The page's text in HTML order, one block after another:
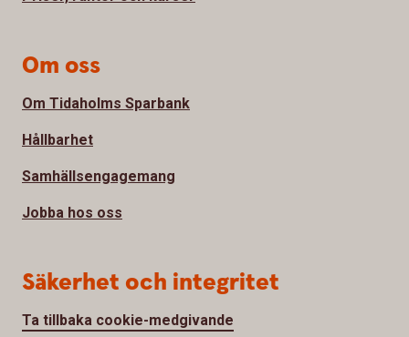
Om oss
Om Tidaholms Sparbank
Hållbarhet
Samhällsengagemang
Jobba hos oss
Säkerhet och integritet
Ta tillbaka cookie-medgivande